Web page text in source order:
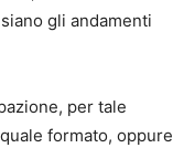
gli andamenti
per tale
formato, oppure